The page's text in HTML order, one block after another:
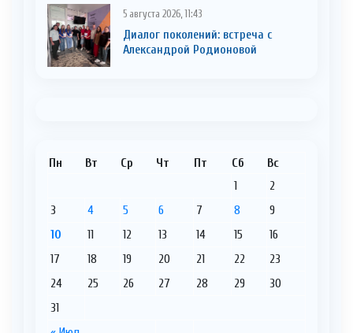
5 августа 2026, 11:43
Диалог поколений: встреча с
Александрой Родионовой
Пн Вт Ср Чт Пт Сб Вс
1
2
3
4 5 6 7 8
9
10
11 12 13 14 15
16
17
18 19 20 21 22
23
24
25 26 27 28 29
30
31